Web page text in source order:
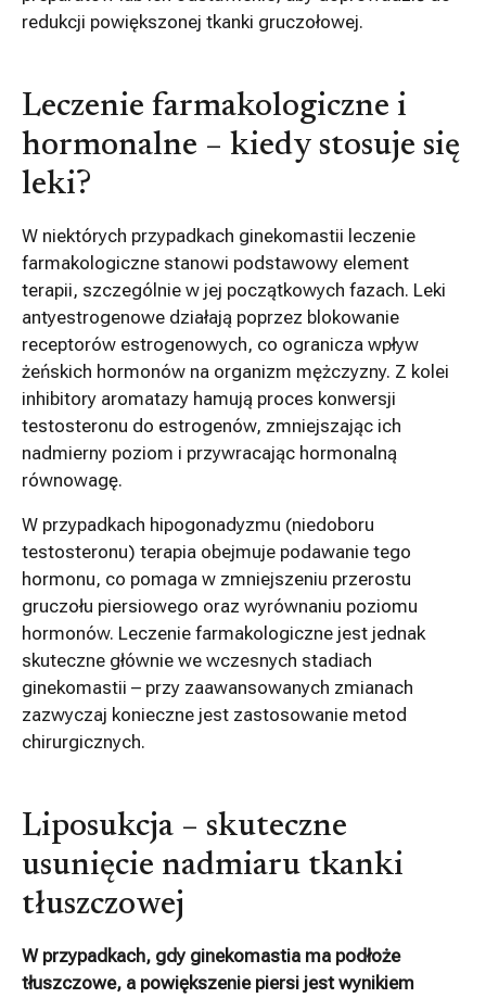
redukcji powiększonej tkanki gruczołowej.
Leczenie farmakologiczne i
hormonalne – kiedy stosuje się
leki?
W niektórych przypadkach ginekomastii leczenie
farmakologiczne stanowi podstawowy element
terapii, szczególnie w jej początkowych fazach. Leki
antyestrogenowe działają poprzez blokowanie
receptorów estrogenowych, co ogranicza wpływ
żeńskich hormonów na organizm mężczyzny. Z kolei
inhibitory aromatazy hamują proces konwersji
testosteronu do estrogenów, zmniejszając ich
nadmierny poziom i przywracając hormonalną
równowagę.
W przypadkach hipogonadyzmu (niedoboru
testosteronu) terapia obejmuje podawanie tego
hormonu, co pomaga w zmniejszeniu przerostu
gruczołu piersiowego oraz wyrównaniu poziomu
hormonów. Leczenie farmakologiczne jest jednak
skuteczne głównie we wczesnych stadiach
ginekomastii – przy zaawansowanych zmianach
zazwyczaj konieczne jest zastosowanie metod
chirurgicznych.
Liposukcja – skuteczne
usunięcie nadmiaru tkanki
tłuszczowej
W przypadkach, gdy ginekomastia ma podłoże
tłuszczowe, a powiększenie piersi jest wynikiem